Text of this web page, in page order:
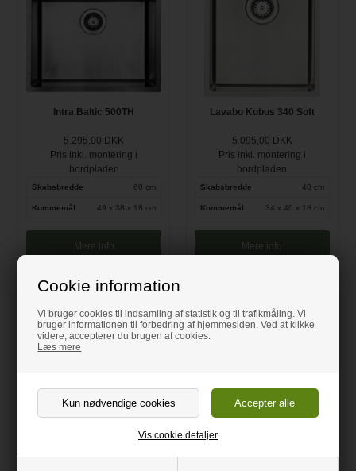
Cookie information
Vi bruger cookies til indsamling af statistik og til trafikmåling. Vi
bruger informationen til forbedring af hjemmesiden. Ved at klikke
videre, accepterer du brugen af cookies.
Læs mere
Vis cookie detaljer
Intra Baltic 500TH
5.295,00 DKK
Pris inkl. montering i
bordpladen
Skabsbredde 60 cm
Kummemål 49 x 38 x 18 cm
Mere info
Lavabo Kubus 340 Soft
5.095,00 DKK
Pris inkl. montering i
bordpladen
Skabsbredde 40 cm
Kummemål 34 x 40 x 18 cm
Mere info